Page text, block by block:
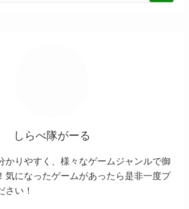
しらべ隊がーる
かりやすく、様々なゲームジャンルで御
気になったゲームがあったら是非一度プ
さい！